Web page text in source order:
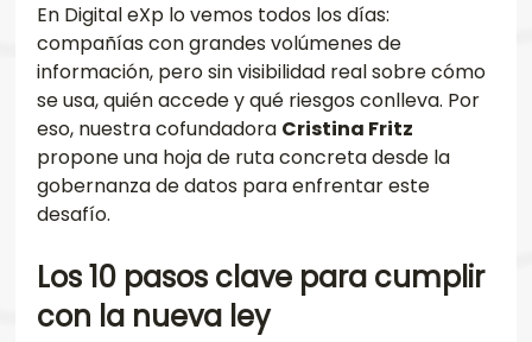
En Digital eXp lo vemos todos los días:
compañías con grandes volúmenes de
información, pero sin visibilidad real sobre cómo
se usa, quién accede y qué riesgos conlleva. Por
eso, nuestra cofundadora Cristina Fritz
propone una hoja de ruta concreta desde la
gobernanza de datos para enfrentar este
desafío.
Los 10 pasos clave para cumplir
con la nueva ley